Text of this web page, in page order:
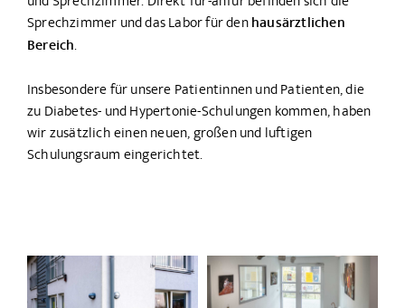
Sprechzimmer und das Labor für denhausärztlichen
Bereich.
Insbesondere für unsere Patientinnen und Patienten, die
zu Diabetes- und Hypertonie-Schulungen kommen, haben
wir zusätzlich einen neuen, großen und luftigen
Schulungsraum eingerichtet.